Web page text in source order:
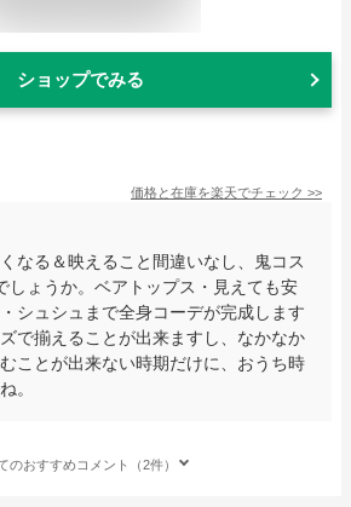
ショップでみる
価格と在庫を楽天でチェック >>
なる＆映えること間違いなし、鬼コス
しょうか。ベアトップス・見えても安
シュシュまで全身コーデが完成します
で揃えることが出来ますし、なかなか
ことが出来ない時期だけに、おうち時
。
のおすすめコメント（2件）